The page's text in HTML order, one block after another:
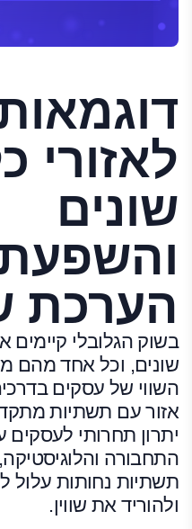
לאזורי
שונים
הערכת
בשוק הגלובלי קיימים
שונים, וכל אחד מהם
השווי של עסקים
אזור עם תשתיות
יתרון תחרותי לעסקים
התחבורה
תשתיות נחותות עלול
ולהוריד את שווין.